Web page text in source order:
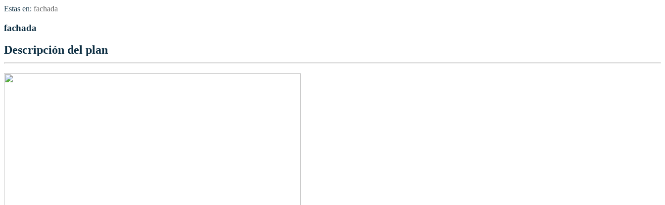
Estas en: fachada
fachada
Descripción del plan